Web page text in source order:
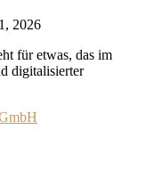
2026
für etwas, das im
digitalisierter